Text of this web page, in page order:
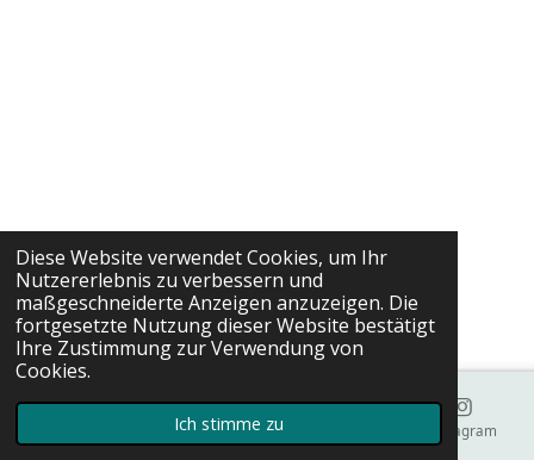
Diese Website verwendet Cookies, um Ihr
Nutzererlebnis zu verbessern und
maßgeschneiderte Anzeigen anzuzeigen. Die
fortgesetzte Nutzung dieser Website bestätigt
Ihre Zustimmung zur Verwendung von
Cookies.
Ich stimme zu
E-Mail Instagram